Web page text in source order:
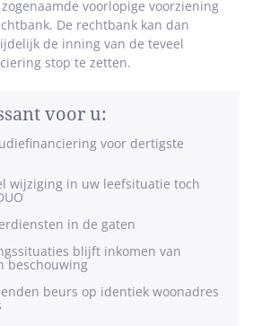
voorlopige voorziening
De rechtbank kan dan
de inning van de teveel
stop te zetten.
voor u:
voor dertigste
wijziging in uw leefsituatie toch
in de gaten
blijft inkomen van
beschouwing
beurs op identiek woonadres